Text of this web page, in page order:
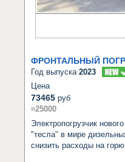
ФРОНТАЛЬНЫЙ
Год выпуска 2023
Цена
73465 руб
≈25000
Электропогрузчик
"тесла" в мире
снизить расходы на